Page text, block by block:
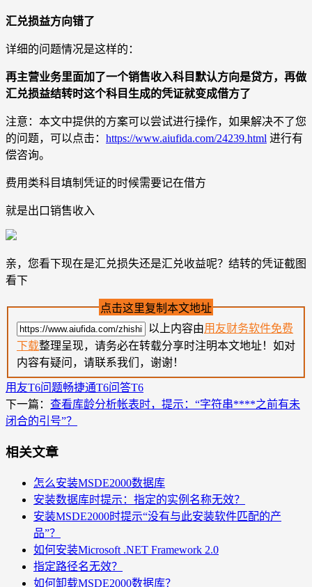
汇兑损益方向错了
详细的问题情况是这样的：
再主营业务里面加了一个销售收入科目默认方向是贷方，再做
汇兑损益结转时这个科目生成的凭证就变成借方了
注意：本文中提供的方案可以尝试进行操作，如果解决不了您
的问题，可以点击： https://www.aiufida.com/24239.html 进行有
偿咨询。
费用类科目填制凭证的时候需要记在借方
就是出口销售收入
亲，您看下现在是汇兑损失还是汇兑收益呢？结转的凭证截图
看下
点击这里复制本文地址
以上内容由用友财务软件免费
下载整理呈现，请务必在转载分享时注明本文地址！如对
内容有疑问，请联系我们，谢谢！
用友T6问题畅捷通T6问答T6
下一篇： 查看库龄分析帐表时，提示：“字符串****之前有未
闭合的引号”？
相关文章
怎么安装MSDE2000数据库
安装数据库时提示：指定的实例名称无效？
安装MSDE2000时提示“没有与此安装软件匹配的产
品”？
如何安装Microsoft .NET Framework 2.0
指定路径名无效？
如何卸载MSDE2000数据库？